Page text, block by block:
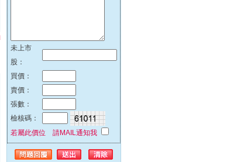
未上市
股：
買價：
賣價：
張數：
檢核碼：
若屬此價位 請MAIL通知我